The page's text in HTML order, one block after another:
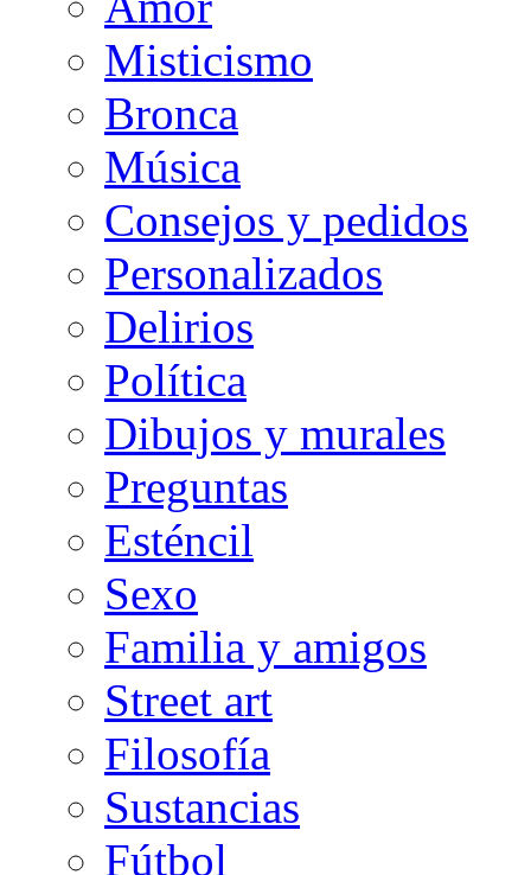
Misticismo
Bronca
Música
Consejos y pedidos
Personalizados
Delirios
Política
Dibujos y murales
Preguntas
Esténcil
Sexo
Familia y amigos
Street art
Filosofía
Sustancias
Fútbol